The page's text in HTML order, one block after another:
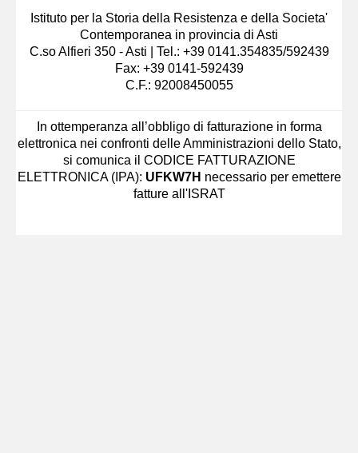
Istituto per la Storia della Resistenza e della Societa'
Contemporanea in provincia di Asti
C.so Alfieri 350 - Asti | Tel.: +39 0141.354835/592439
Fax: +39 0141-592439
C.F.: 92008450055
In ottemperanza all’obbligo di fatturazione in forma
elettronica nei confronti delle Amministrazioni dello Stato,
si comunica il CODICE FATTURAZIONE
ELETTRONICA (IPA): UFKW7H necessario per emettere
fatture all'ISRAT